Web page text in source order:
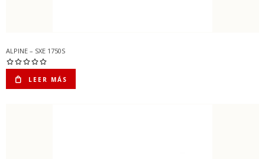
ALPINE – SXE 1750S
LEER MÁS